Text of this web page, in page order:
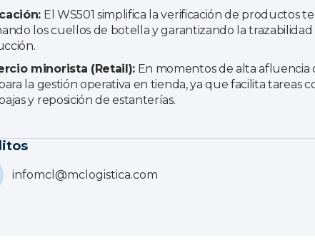
El WS501 simplifica la verificación de productos
los cuellos de botella y garantizando la
minorista (Retail): En momentos de alta afluencia
la gestión operativa en tienda, ya que facilita tareas
y reposición de estanterías.
infomcl@mclogistica.com